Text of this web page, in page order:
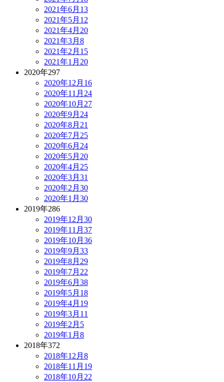
2021年6月 13
2021年5月 12
2021年4月 20
2021年3月 8
2021年2月 15
2021年1月 20
2020年297
2020年12月 16
2020年11月 24
2020年10月 27
2020年9月 24
2020年8月 21
2020年7月 25
2020年6月 24
2020年5月 20
2020年4月 25
2020年3月 31
2020年2月 30
2020年1月 30
2019年286
2019年12月 30
2019年11月 37
2019年10月 36
2019年9月 33
2019年8月 29
2019年7月 22
2019年6月 38
2019年5月 18
2019年4月 19
2019年3月 11
2019年2月 5
2019年1月 8
2018年372
2018年12月 8
2018年11月 19
2018年10月 22